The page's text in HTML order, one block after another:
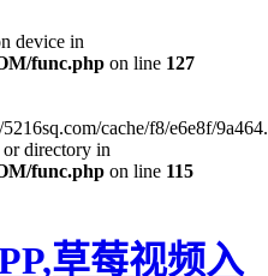
device in
func.php on line 127
cache/f8/e6e8f/
directory in
func.php on line 115
草莓视频入